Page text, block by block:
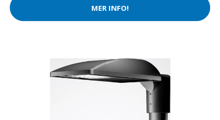
MER INFO!